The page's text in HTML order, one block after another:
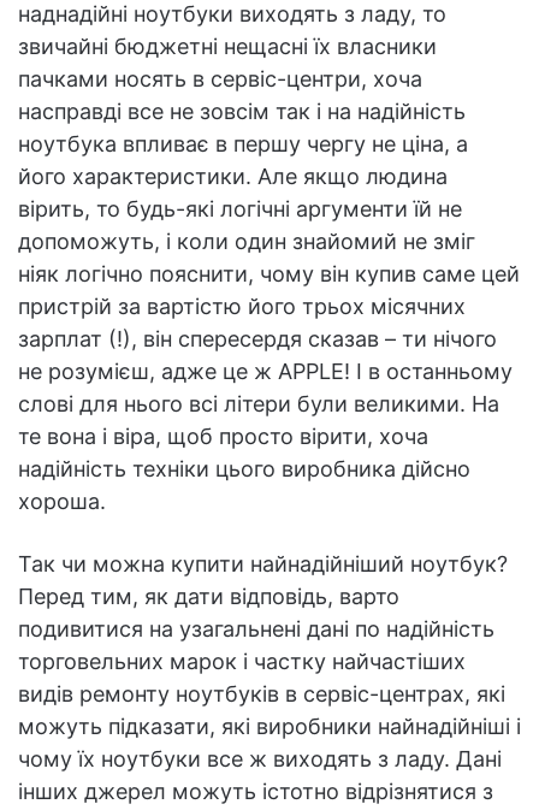
наднадійні ноутбуки виходять з ладу, то
звичайні бюджетні нещасні їх власники
пачками носять в сервіс-центри, хоча
насправді все не зовсім так і на надійність
ноутбука впливає в першу чергу не ціна, а
його характеристики. Але якщо людина
вірить, то будь-які логічні аргументи їй не
допоможуть, і коли один знайомий не зміг
ніяк логічно пояснити, чому він купив саме цей
пристрій за вартістю його трьох місячних
зарплат (!), він спересердя сказав – ти нічого
не розумієш, адже це ж APPLE! І в останньому
слові для нього всі літери були великими. На
те вона і віра, щоб просто вірити, хоча
надійність техніки цього виробника дійсно
хороша.
Так чи можна купити найнадійніший ноутбук?
Перед тим, як дати відповідь, варто
подивитися на узагальнені дані по надійність
торговельних марок і частку найчастіших
видів ремонту ноутбуків в сервіс-центрах, які
можуть підказати, які виробники найнадійніші і
чому їх ноутбуки все ж виходять з ладу. Дані
інших джерел можуть істотно відрізнятися з